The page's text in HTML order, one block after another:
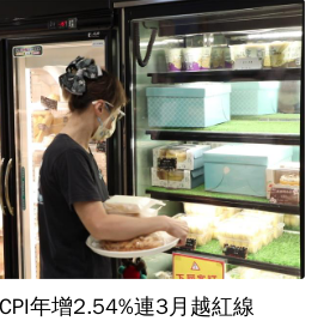
年增2.54%連3月越紅線